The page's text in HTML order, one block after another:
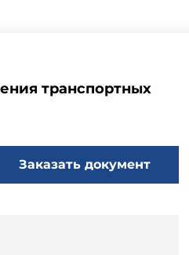
транспортных
Заказать документ